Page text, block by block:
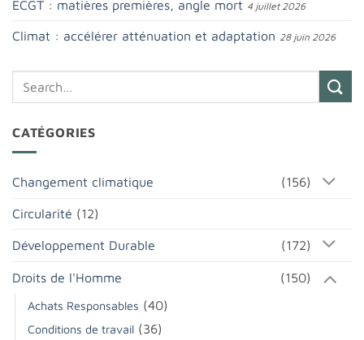
ECGT : matières premières, angle mort 4 juillet 2026
Climat : accélérer atténuation et adaptation 28 juin 2026
CATÉGORIES
Changement climatique (156)
Circularité (12)
Développement Durable (172)
Droits de l'Homme (150)
Achats Responsables (40)
Conditions de travail (36)